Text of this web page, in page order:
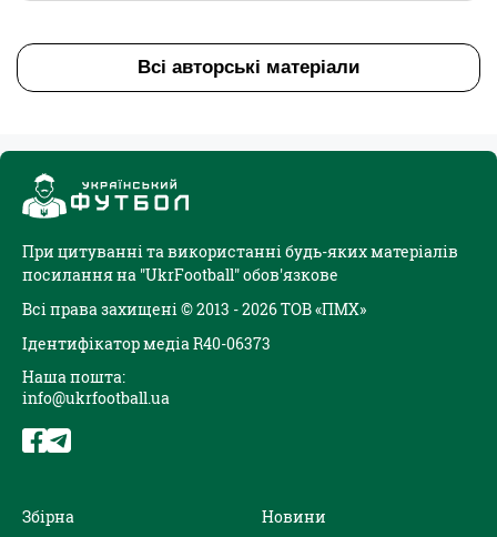
Всі авторські матеріали
При цитуванні та використанні будь-яких матеріалів
посилання на "UkrFootball" обов'язкове
Всі права захищені © 2013 - 2026 ТОВ «ПМХ»
Ідентифікатор медіа R40-06373
Наша пошта:
info@ukrfootball.ua
Збірна
Новини